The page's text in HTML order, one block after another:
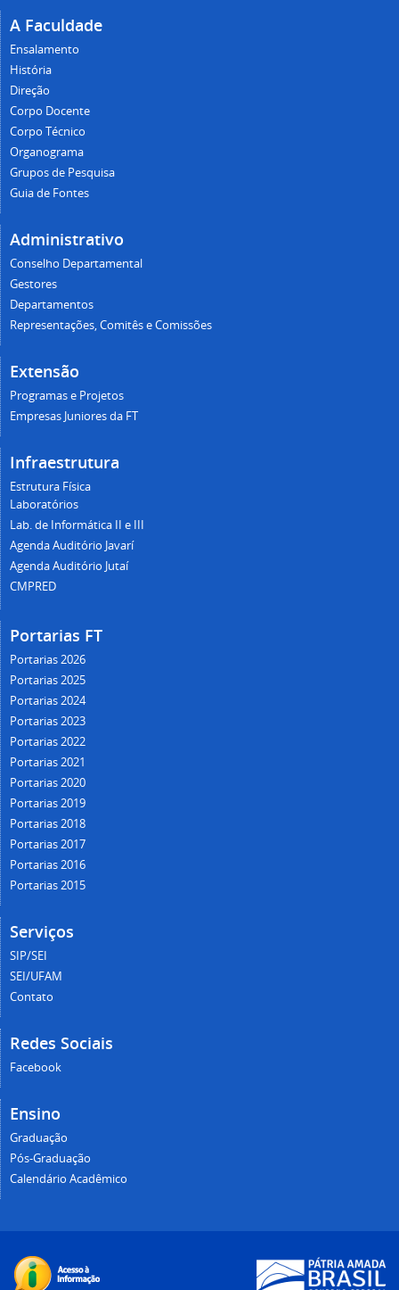
A Faculdade
Ensalamento
História
Direção
Corpo Docente
Corpo Técnico
Organograma
Grupos de Pesquisa
Guia de Fontes
Administrativo
Conselho Departamental
Gestores
Departamentos
Representações, Comitês e Comissões
Extensão
Programas e Projetos
Empresas Juniores da FT
Infraestrutura
Estrutura Física
Laboratórios
Lab. de Informática II e III
Agenda Auditório Javarí
Agenda Auditório Jutaí
CMPRED
Portarias FT
Portarias 2026
Portarias 2025
Portarias 2024
Portarias 2023
Portarias 2022
Portarias 2021
Portarias 2020
Portarias 2019
Portarias 2018
Portarias 2017
Portarias 2016
Portarias 2015
Serviços
SIP/SEI
SEI/UFAM
Contato
Redes Sociais
Facebook
Ensino
Graduação
Pós-Graduação
Calendário Acadêmico